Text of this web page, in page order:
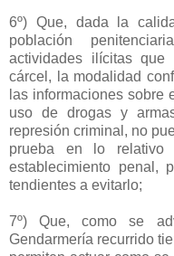
6º) Que, dada la
población
actividades ilícitas
cárcel, la modalidad
las informaciones sobre
uso de drogas y
represión criminal, no
prueba en lo
establecimiento penal,
tendientes a evitarlo;
7º) Que, como se
Gendarmería recurrido